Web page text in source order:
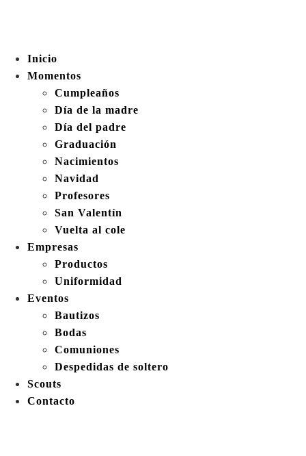
Inicio
Momentos
Cumpleaños
Día de la madre
Día del padre
Graduación
Nacimientos
Navidad
Profesores
San Valentín
Vuelta al cole
Empresas
Productos
Uniformidad
Eventos
Bautizos
Bodas
Comuniones
Despedidas de soltero
Scouts
Contacto